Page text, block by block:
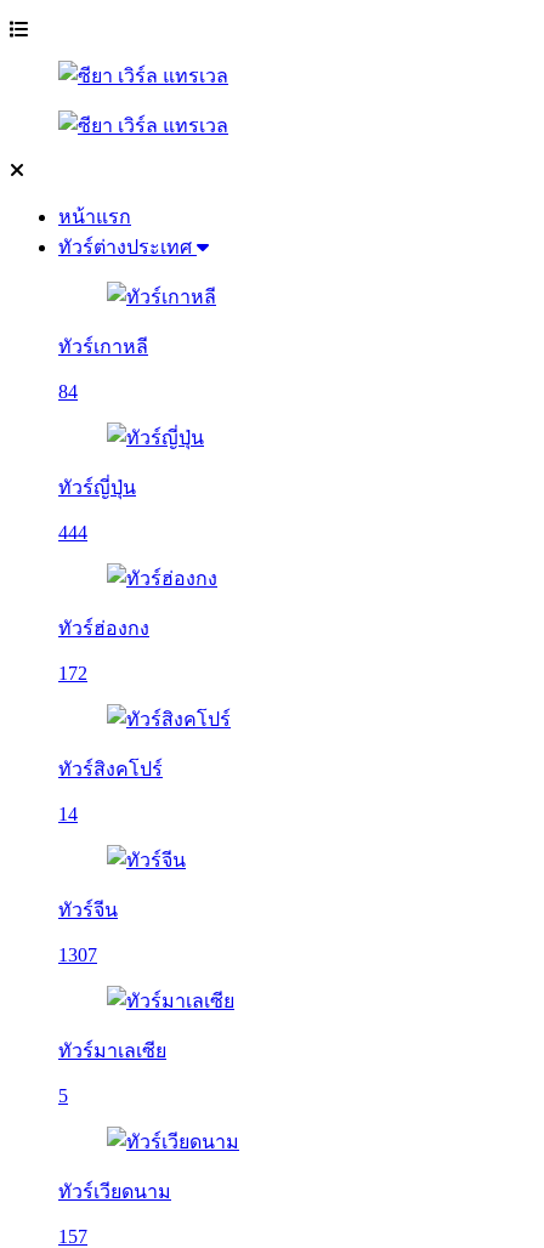
หน้าแรก
ทัวร์ต่างประเทศ
ทัวร์เกาหลี
84
ทัวร์ญี่ปุ่น
444
ทัวร์ฮ่องกง
172
ทัวร์สิงคโปร์
14
ทัวร์จีน
1307
ทัวร์มาเลเซีย
5
ทัวร์เวียดนาม
157